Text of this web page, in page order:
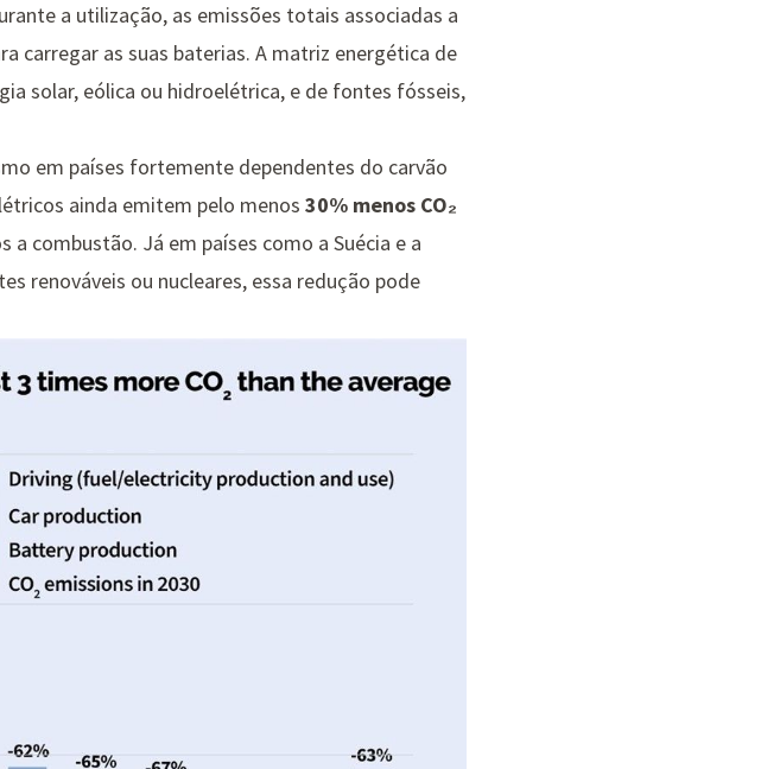
a utilização, as emissões totais associadas a
carregar as suas baterias. A matriz energética de
solar, eólica ou hidroelétrica, e de fontes fósseis,
em países fortemente dependentes do carvão
ainda emitem pelo menos 30% menos CO₂
combustão. Já em países como a Suécia e a
renováveis ou nucleares, essa redução pode